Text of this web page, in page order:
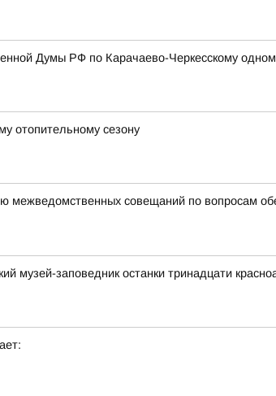
Думы РФ по Карачаево-Черкесскому
отопительному сезону
совещаний по вопросам
музей-заповедник останки тринадцати